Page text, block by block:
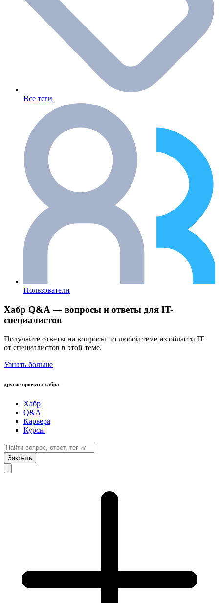
Все теги
Пользователи
Хабр Q&A — вопросы и ответы для IT-
специалистов
Получайте ответы на вопросы по любой теме из области IT
от специалистов в этой теме.
Узнать больше
другие проекты хабра
Хабр
Q&A
Карьера
Курсы
Закрыть